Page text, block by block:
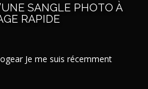
SANGLE PHOTO À
RAPIDE
Je me suis récemment